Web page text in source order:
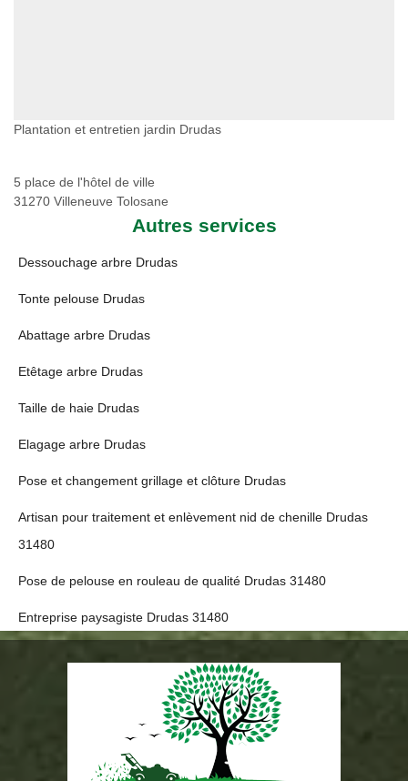
Plantation et entretien jardin Drudas
5 place de l'hôtel de ville
31270 Villeneuve Tolosane
Autres services
Dessouchage arbre Drudas
Tonte pelouse Drudas
Abattage arbre Drudas
Etêtage arbre Drudas
Taille de haie Drudas
Elagage arbre Drudas
Pose et changement grillage et clôture Drudas
Artisan pour traitement et enlèvement nid de chenille Drudas
31480
Pose de pelouse en rouleau de qualité Drudas 31480
Entreprise paysagiste Drudas 31480